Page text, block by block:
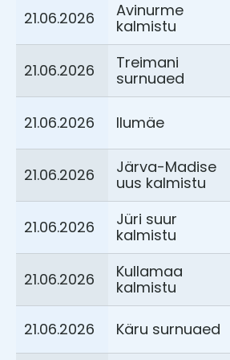
21.06.2026
Avinurme
kalmistu
21.06.2026
Treimani
surnuaed
21.06.2026 Ilumäe
21.06.2026
Järva-Madise
uus kalmistu
21.06.2026
Jüri suur
kalmistu
21.06.2026
Kullamaa
kalmistu
21.06.2026 Käru surnuaed